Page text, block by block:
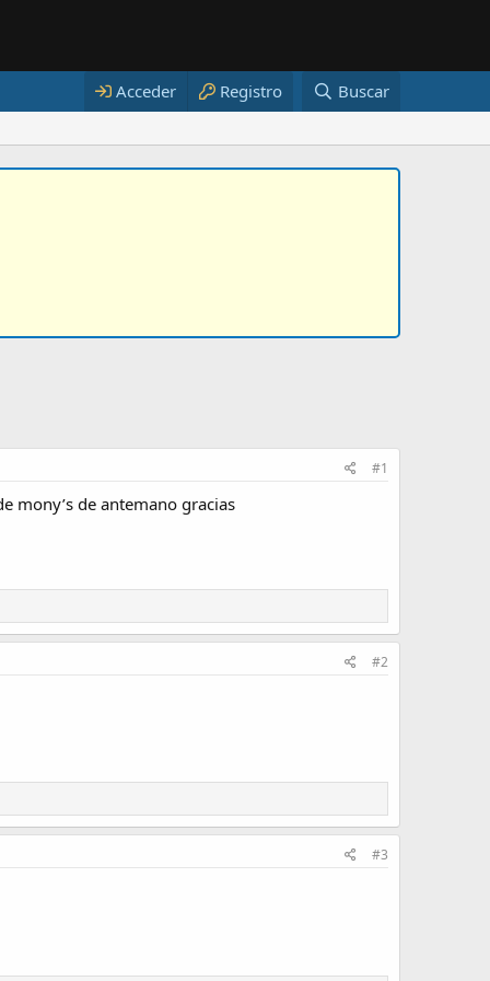
Acceder Registro Buscar
#1
mony’s de antemano gracias
#2
#3